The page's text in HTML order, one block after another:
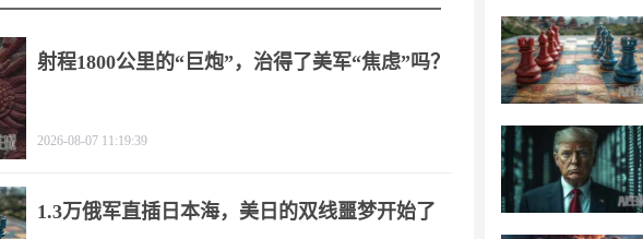
射程1800公里的“巨炮”，治得了美军“焦虑”吗？
2026-08-07 11:19:39
1.3万俄军直插日本海，美日的双线噩梦开始了